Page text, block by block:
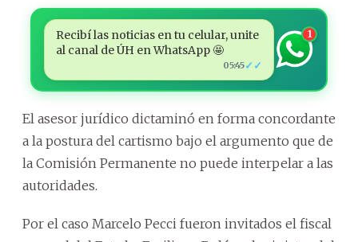
Recibí las noticias en tu celular, unite
al canal de ÚH en WhatsApp 🤩
05:45✓✓
1
El asesor jurídico dictaminó en forma concordante
a la postura del cartismo bajo el argumento que de
la Comisión Permanente no puede interpelar a las
autoridades.
Por el caso Marcelo Pecci fueron invitados el fiscal